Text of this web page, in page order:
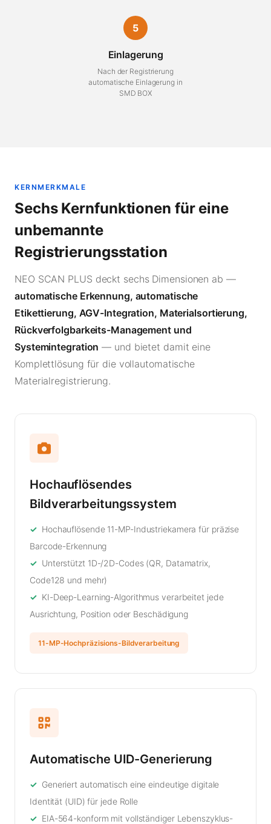
5
Einlagerung
Nach der Registrierung
automatische Einlagerung in
SMD BOX
KERNMERKMALE
Sechs Kernfunktionen für eine
unbemannte
Registrierungsstation
NEO SCAN PLUS deckt sechs Dimensionen ab —
automatische Erkennung, automatische
Etikettierung, AGV-Integration, Materialsortierung,
Rückverfolgbarkeits-Management und
Systemintegration — und bietet damit eine
Komplettlösung für die vollautomatische
Materialregistrierung.
Hochauflösendes
Bildverarbeitungssystem
Hochauflösende 11-MP-Industriekamera für präzise
Barcode-Erkennung
Unterstützt 1D-/2D-Codes (QR, Datamatrix,
Code128 und mehr)
KI-Deep-Learning-Algorithmus verarbeitet jede
Ausrichtung, Position oder Beschädigung
11-MP-Hochpräzisions-Bildverarbeitung
Automatische UID-Generierung
Generiert automatisch eine eindeutige digitale
Identität (UID) für jede Rolle
EIA-564-konform mit vollständiger Lebenszyklus-